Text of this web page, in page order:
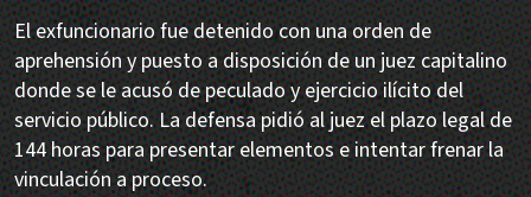
El exfuncionario fue detenido con una orden de
aprehensión y puesto a disposición de un juez capitalino
donde se le acusó de peculado y ejercicio ilícito del
servicio público. La defensa pidió al juez el plazo legal de
144 horas para presentar elementos e intentar frenar la
vinculación a proceso.